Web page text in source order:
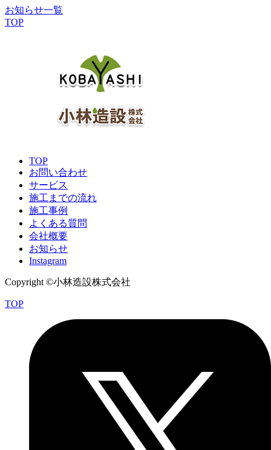
お知らせ一覧
TOP
TOP
お問い合わせ
サービス
施工までの流れ
施工事例
よくある質問
会社概要
お知らせ
Instagram
Copyright ©小林造設株式会社
TOP